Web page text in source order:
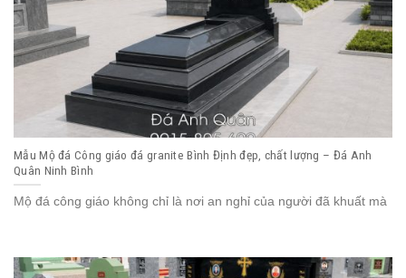
Mẫu Mộ đá Công giáo đá granite Bình Định đẹp, chất lượng – Đá Anh
Quân Ninh Bình
Mộ đá công giáo không chỉ là nơi an nghỉ của người đã khuất mà